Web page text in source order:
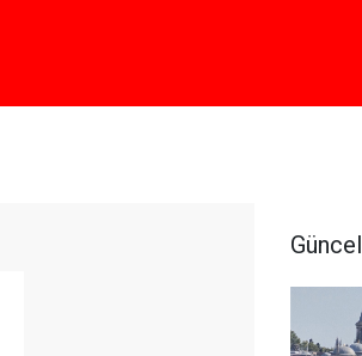
Güncel